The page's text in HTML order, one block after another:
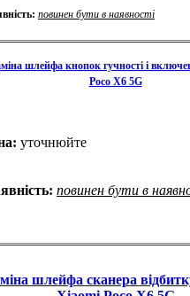
повинен бути в наявності
шлейфа кнопок гучності і
Poco X6 5G
уточнюйте
повинен бути в
шлейфа сканера